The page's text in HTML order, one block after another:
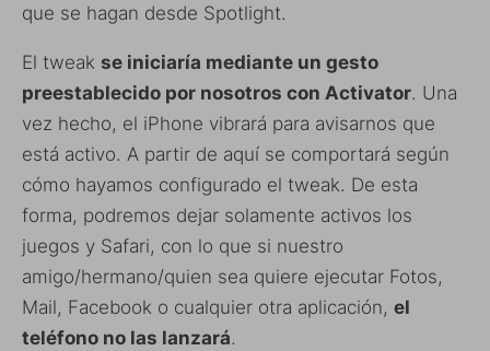
que se hagan desde Spotlight.
El tweak se iniciaría mediante un gesto
preestablecido por nosotros con Activator. Una
vez hecho, el iPhone vibrará para avisarnos que
está activo. A partir de aquí se comportará según
cómo hayamos configurado el tweak. De esta
forma, podremos dejar solamente activos los
juegos y Safari, con lo que si nuestro
amigo/hermano/quien sea quiere ejecutar Fotos,
Mail, Facebook o cualquier otra aplicación, el
teléfono no las lanzará.